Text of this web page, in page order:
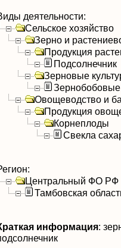
деятельности:
Сельское хозяйство
Зерно и
Продукция
Подсолнечник
Зерновые
Зернобобовые
Овощеводство и
Продукция
Корнеплоды
Свекла
Центральный ФО РФ
Тамбовская
информация: